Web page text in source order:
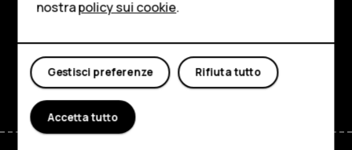
Negozio
Il mio account
Planet and people
Assistenza
FacebookInstagram
TiktokYoutubeLinkedinDiscord
nostrapolicy sui cookie.
Rifiuta tutto
Gestisci preferenze
Accetta tutto